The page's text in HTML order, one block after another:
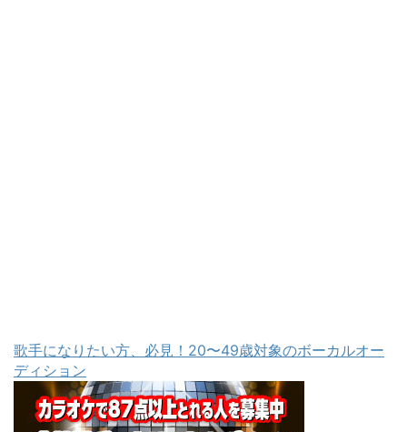
歌手になりたい方、必見！20〜49歳対象のボーカルオー
ディション